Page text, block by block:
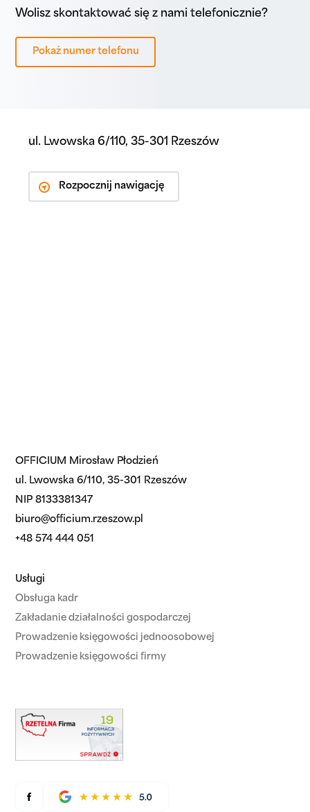
ul. Lwowska 6/110, 35-301 Rzeszów
Rozpocznij nawigację
Wolisz skontaktować się z nami telefonicznie?
Pokaż numer telefonu
OFFICIUM Mirosław Płodzień
ul. Lwowska 6/110, 35-301 Rzeszów
NIP 8133381347
biuro@officium.rzeszow.pl
+48 574 444 051
Usługi
Obsługa kadr
Zakładanie działalności gospodarczej
Prowadzenie księgowości jednoosobowej
Prowadzenie księgowości firmy